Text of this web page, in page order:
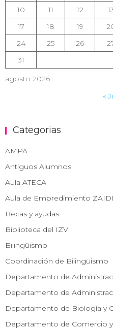
agosto 2026
10 11 12
17
18 19
24
25 26
31
«
Categorias
AMPA
Antiguos Alumnos
Aula ATECA
Aula de Empredimiento
Becas y ayudas
Biblioteca del IZV
Bilingüismo
Coordinación de Bilingüismo
Departamento de
Departamento de
Departamento de Biología y
Departamento de Comercio